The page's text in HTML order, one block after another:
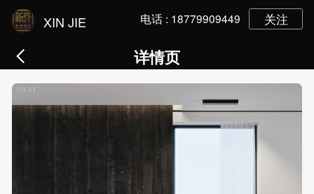
XIN JIE 电话 : 18779909449 关注
详情页